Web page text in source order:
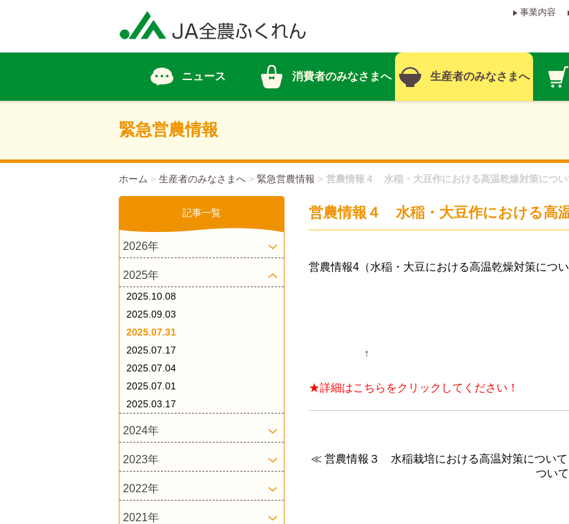
事業内容
ニュース 消費者のみなさまへ 生産者のみなさまへ
緊急営農情報
ホーム > 生産者のみなさまへ > 緊急営農情報 > 営農情報４ 水稲・大豆作における高温乾燥対策につい
営農情報４ 水稲・大豆作における高
営農情報4（水稲・大豆における高温乾燥対策につ
↑
★詳細はこちらをクリックしてください！
≪ 営農情報３ 水稲栽培における高温対策について
つい
記事一覧
2026年
2025年
2025.10.08
2025.09.03
2025.07.31
2025.07.17
2025.07.04
2025.07.01
2025.03.17
2024年
2023年
2022年
2021年